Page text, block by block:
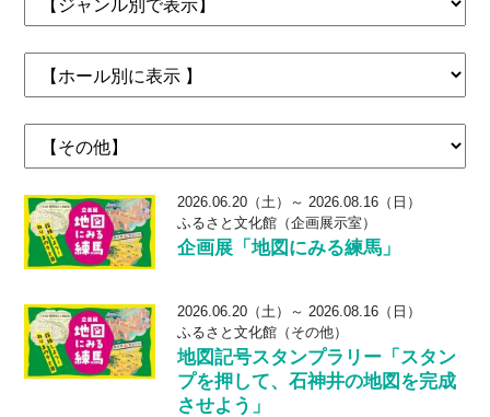
2026.06.20（土）～ 2026.08.16（日）
ふるさと文化館（企画展示室）
企画展「地図にみる練馬」
2026.06.20（土）～ 2026.08.16（日）
ふるさと文化館（その他）
地図記号スタンプラリー「スタン
プを押して、石神井の地図を完成
させよう」